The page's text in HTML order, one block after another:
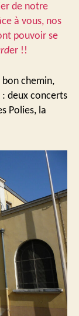
de notre
à vous, nos
pouvoir se
er !!
bon chemin,
deux concerts
Polies, la